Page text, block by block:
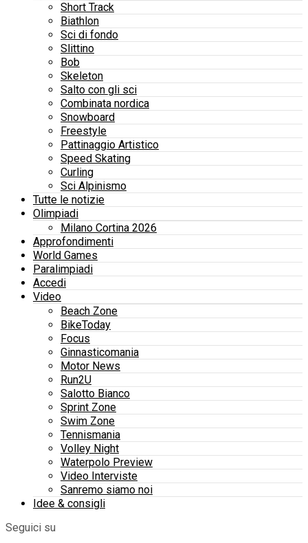
Short Track
Biathlon
Sci di fondo
Slittino
Bob
Skeleton
Salto con gli sci
Combinata nordica
Snowboard
Freestyle
Pattinaggio Artistico
Speed Skating
Curling
Sci Alpinismo
Tutte le notizie
Olimpiadi
Milano Cortina 2026
Approfondimenti
World Games
Paralimpiadi
Accedi
Video
Beach Zone
BikeToday
Focus
Ginnasticomania
Motor News
Run2U
Salotto Bianco
Sprint Zone
Swim Zone
Tennismania
Volley Night
Waterpolo Preview
Video Interviste
Sanremo siamo noi
Idee & consigli
Seguici su